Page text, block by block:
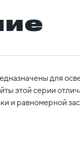
для
этой серии
и равномерной